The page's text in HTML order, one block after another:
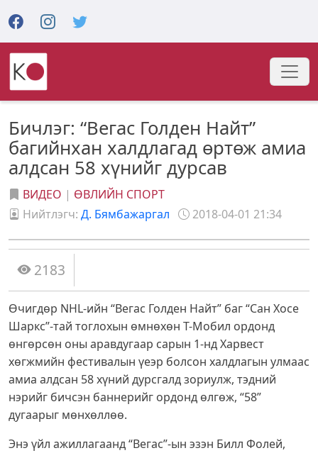
Бичлэг: “Вегас Голден Найт”
багийнхан халдлагад өртөж амиа
алдсан 58 хүнийг дурсав
ВИДЕО | ӨВЛИЙН СПОРТ
Нийтлэгч: Д. Бямбажаргал 2018-04-01 21:34
2183
Өчигдөр NHL-ийн “Вегас Голден Найт” баг “Сан Хосе
Шаркс”-тай тоглохын өмнөхөн Т-Мобил ордонд
өнгөрсөн оны аравдугаар сарын 1-нд Харвест
хөгжмийн фестивалын үеэр болсон халдлагын улмаас
амиа алдсан 58 хүний дурсгалд зориулж, тэдний
нэрийг бичсэн баннерийг ордонд өлгөж, “58”
дугаарыг мөнхөллөө.
Энэ үйл ажиллагаанд “Вегас”-ын эзэн Билл Фолей,